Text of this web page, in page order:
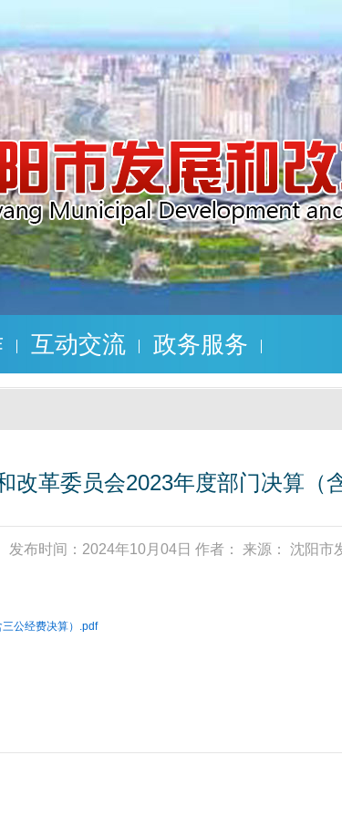
互动交流 政务服务
改革委员会2023年度部门决算（
发布时间：2024年10月04日 作者： 来源： 沈阳市
公经费决算）.pdf